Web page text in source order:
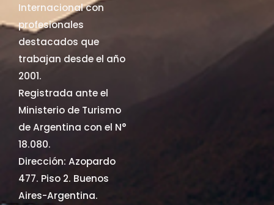
Internacional con
profesionales
destacados que
trabajan desde el año
2001.
Registrada ante el
Ministerio de Turismo
de Argentina con el N°
18.080.
Dirección: Azopardo
477. Piso 2. Buenos
Aires-Argentina.